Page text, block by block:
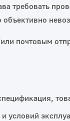
требовать
объективно
почтовым
условий